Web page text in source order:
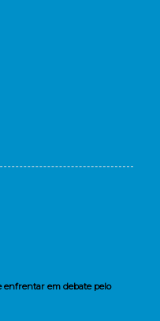
enfrentar em debate pelo